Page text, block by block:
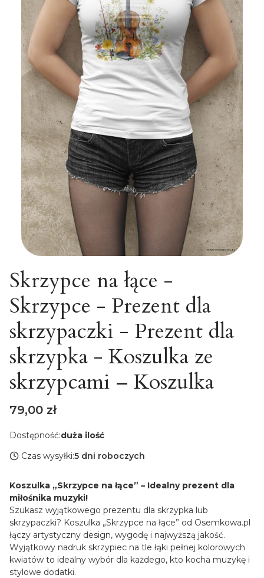
Skrzypce na łące -
Skrzypce - Prezent dla
skrzypaczki - Prezent dla
skrzypka - Koszulka ze
skrzypcami – Koszulka
Cena
79,00 zł
Dostępność:duża ilość
Czas wysyłki:5 dni roboczych
Koszulka „Skrzypce na łące” – Idealny prezent dla
miłośnika muzyki!
Szukasz wyjątkowego prezentu dla skrzypka lub
skrzypaczki? Koszulka „Skrzypce na łące” od Osemkowa.pl
łączy artystyczny design, wygodę i najwyższą jakość.
Wyjątkowy nadruk skrzypiec na tle łąki pełnej kolorowych
kwiatów to idealny wybór dla każdego, kto kocha muzykę i
stylowe dodatki.